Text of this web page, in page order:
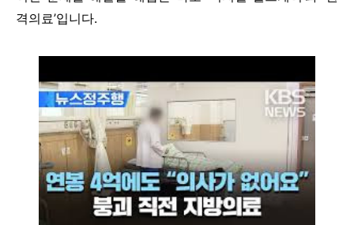
격의료’입니다.